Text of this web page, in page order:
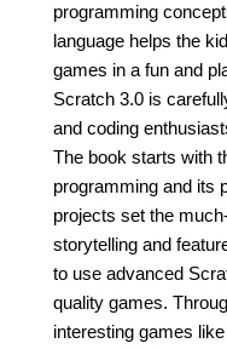
programming
language helps the
games in a fun and
Scratch 3.0 is
and coding
The book starts with
programming and its
projects set the
storytelling and
to use advanced
quality games.
interesting games